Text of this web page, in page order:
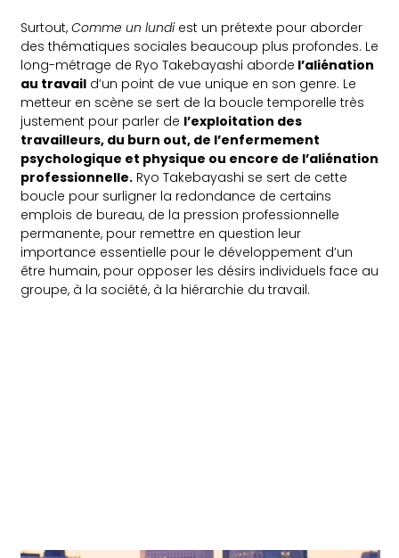
Surtout,Comme un lundiest un prétexte pour aborder
des thématiques sociales beaucoup plus profondes. Le
long-métrage de Ryo Takebayashi aborde l’aliénation
au travail d’un point de vue unique en son genre. Le
metteur en scène se sert de la boucle temporelle très
justement pour parler de l’exploitation des
travailleurs, du burn out, de l’enfermement
psychologique et physique ou encore de l’aliénation
professionnelle. Ryo Takebayashi se sert de cette
boucle pour surligner la redondance de certains
emplois de bureau, de la pression professionnelle
permanente, pour remettre en question leur
importance essentielle pour le développement d’un
être humain, pour opposer les désirs individuels face au
groupe, à la société, à la hiérarchie du travail.